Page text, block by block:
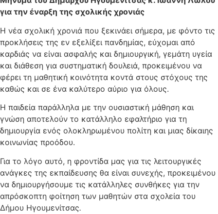
για την έναρξη της σχολικής χρονιάς
Η νέα σχολική χρονιά που ξεκινάει σήμερα, με φόντο τις
προκλήσεις της εν εξελίξει πανδημίας, εύχομαι από
καρδιάς να είναι ασφαλής και δημιουργική, γεμάτη υγεία
και διάθεση για συστηματική δουλειά, προκειμένου να
φέρει τη μαθητική κοινότητα κοντά στους στόχους της
καθώς και σε ένα καλύτερο αύριο για όλους.
Η παιδεία παράλληλα με την ουσιαστική μάθηση και
γνώση αποτελούν το κατάλληλο εφαλτήριο για τη
δημιουργία ενός ολοκληρωμένου πολίτη και μιας δίκαιης
κοινωνίας προόδου.
Για το λόγο αυτό, η φροντίδα μας για τις λειτουργικές
ανάγκες της εκπαίδευσης θα είναι συνεχής, προκειμένου
να δημιουργήσουμε τις κατάλληλες συνθήκες για την
απρόσκοπτη φοίτηση των μαθητών στα σχολεία του
Δήμου Ηγουμενίτσας.